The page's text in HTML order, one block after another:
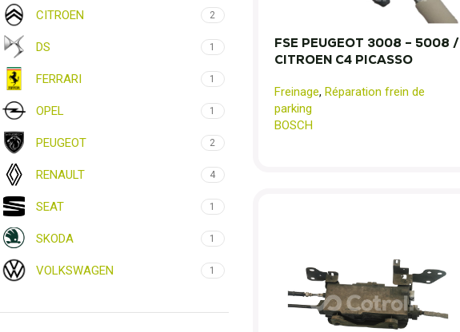
CITROEN 2
DS 1
FERRARI 1
OPEL 1
PEUGEOT 2
RENAULT 4
SEAT 1
SKODA 1
VOLKSWAGEN 1
FSE PEUGEOT 3008 – 5008 /
CITROEN C4 PICASSO
Freinage, Réparation frein de
parking
BOSCH